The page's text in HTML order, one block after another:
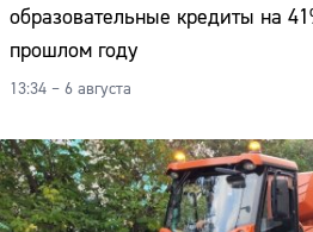
образовательные кредиты на
прошлом году
13:34 – 6 августа